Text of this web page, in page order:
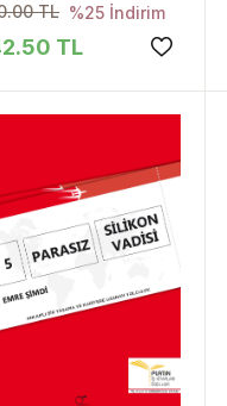
TL %25 İndirim
TL